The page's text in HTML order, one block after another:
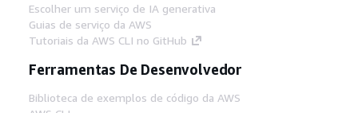
Escolher um serviço de IA generativa
Guias de serviço da AWS
Tutoriais da AWS CLI no GitHub
Ferramentas De Desenvolvedor
Biblioteca de exemplos de código da AWS